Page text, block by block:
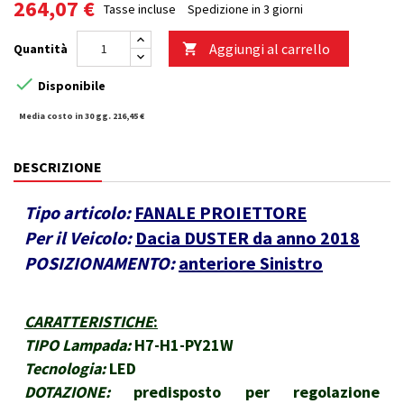
264,07 € Tasse incluse Spedizione in 3 giorni
Quantità  Aggiungi al carrello
 Disponibile
Media costo in 30 gg. 216,45 €
DESCRIZIONE
Tipo articolo: FANALE PROIETTORE
Per il Veicolo: Dacia DUSTER da anno 2018
POSIZIONAMENTO: anteriore Sinistro
CARATTERISTICHE:
TIPO Lampada: H7-H1-PY21W
Tecnologia: LED
DOTAZIONE:
predisposto per regolazione